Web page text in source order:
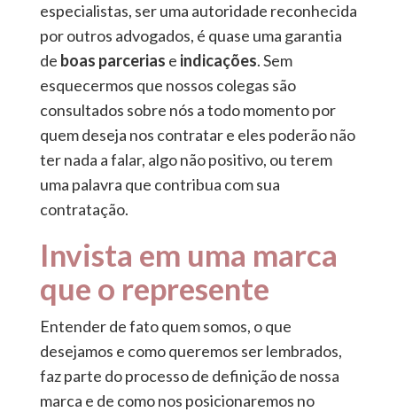
especialistas, ser uma autoridade reconhecida
por outros advogados, é quase uma garantia
de boas parcerias e indicações. Sem
esquecermos que nossos colegas são
consultados sobre nós a todo momento por
quem deseja nos contratar e eles poderão não
ter nada a falar, algo não positivo, ou terem
uma palavra que contribua com sua
contratação.
Invista em uma marca
que o represente
Entender de fato quem somos, o que
desejamos e como queremos ser lembrados,
faz parte do processo de definição de nossa
marca e de como nos posicionaremos no